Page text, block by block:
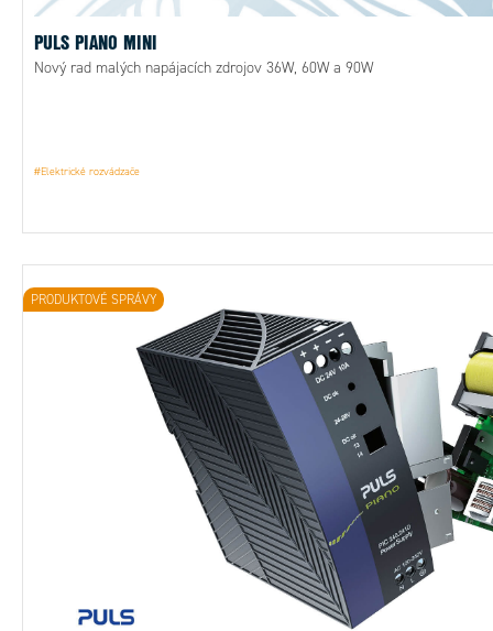
PULS PIANO MINI
Nový rad malých napájacích zdrojov 36W, 60W a 90W
#Elektrické rozvádzače
PRODUKTOVÉ SPRÁVY